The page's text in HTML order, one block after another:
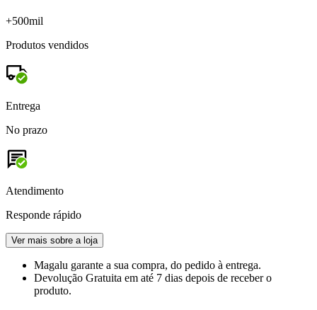
+500mil
Produtos vendidos
Entrega
No prazo
Atendimento
Responde rápido
Ver mais sobre a loja
Magalu garante a sua compra, do pedido à entrega.
Devolução Gratuita em até 7 dias depois de receber o
produto.